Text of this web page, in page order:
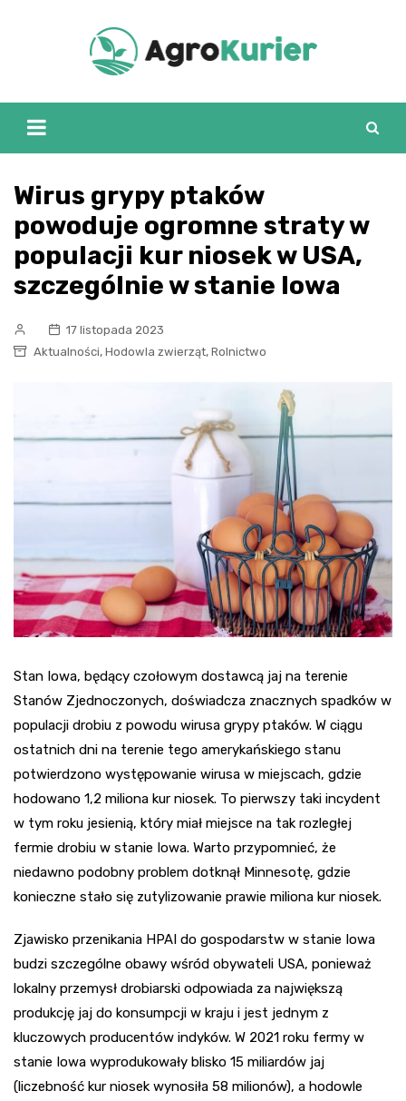
Wirus grypy ptaków
powoduje ogromne straty w
populacji kur niosek w USA,
szczególnie w stanie Iowa
17 listopada 2023
Aktualności, Hodowla zwierząt, Rolnictwo
Stan Iowa, będący czołowym dostawcą jaj na terenie
Stanów Zjednoczonych, doświadcza znacznych spadków w
populacji drobiu z powodu wirusa grypy ptaków. W ciągu
ostatnich dni na terenie tego amerykańskiego stanu
potwierdzono występowanie wirusa w miejscach, gdzie
hodowano 1,2 miliona kur niosek. To pierwszy taki incydent
w tym roku jesienią, który miał miejsce na tak rozległej
fermie drobiu w stanie Iowa. Warto przypomnieć, że
niedawno podobny problem dotknął Minnesotę, gdzie
konieczne stało się zutylizowanie prawie miliona kur niosek.
Zjawisko przenikania HPAI do gospodarstw w stanie Iowa
budzi szczególne obawy wśród obywateli USA, ponieważ
lokalny przemysł drobiarski odpowiada za największą
produkcję jaj do konsumpcji w kraju i jest jednym z
kluczowych producentów indyków. W 2021 roku fermy w
stanie Iowa wyprodukowały blisko 15 miliardów jaj
(liczebność kur niosek wynosiła 58 milionów), a hodowle